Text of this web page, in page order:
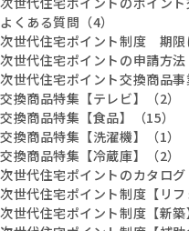
よくある質問（4）
次世代住宅ポイント制度 期限
次世代住宅ポイントの申請方法
次世代住宅ポイント交換商品事
交換商品特集【テレビ】（2）
交換商品特集【食品】（15）
交換商品特集【洗濯機】（1）
交換商品特集【冷蔵庫】（2）
次世代住宅ポイントのカタログ
次世代住宅ポイント制度【リフ
次世代住宅ポイント制度【新築